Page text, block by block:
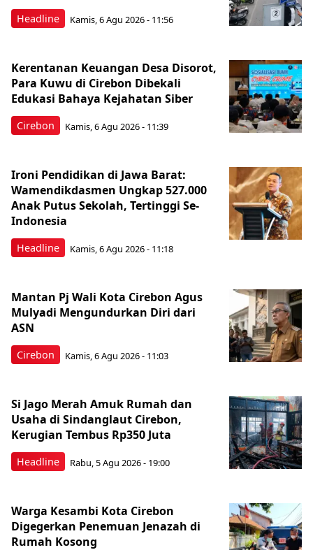
Headline Kamis, 6 Agu 2026 - 11:56
Cirebon
Kerentanan Keuangan Desa Disorot,
Para Kuwu di Cirebon Dibekali
Edukasi Bahaya Kejahatan Siber
Kamis, 6 Agu 2026 - 11:39
Headline
Ironi Pendidikan di Jawa Barat:
Wamendikdasmen Ungkap 527.000
Anak Putus Sekolah, Tertinggi Se-
Indonesia
Kamis, 6 Agu 2026 - 11:18
Cirebon
Mantan Pj Wali Kota Cirebon Agus
Mulyadi Mengundurkan Diri dari
ASN
Kamis, 6 Agu 2026 - 11:03
Headline
Si Jago Merah Amuk Rumah dan
Usaha di Sindanglaut Cirebon,
Kerugian Tembus Rp350 Juta
Rabu, 5 Agu 2026 - 19:00
Warga Kesambi Kota Cirebon
Digegerkan Penemuan Jenazah di
Rumah Kosong